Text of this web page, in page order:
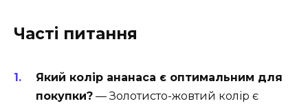
Часті питання
Який колір ананаса є оптимальним для
покупки? — Золотисто-жовтий колір є